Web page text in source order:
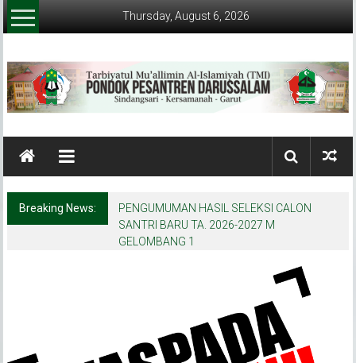
Skip
to
Thursday, August 6, 2026
Pondok
Pesantren
Darussalam
(Garut)
Breaking News:
PENGUMUMAN HASIL SELEKSI CALON
SANTRI BARU TA. 2026-2027 M
GELOMBANG 1